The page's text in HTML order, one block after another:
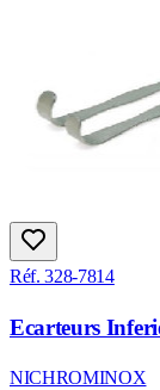
Réf. 328-7814
Ecarteurs
NICHROMINOX